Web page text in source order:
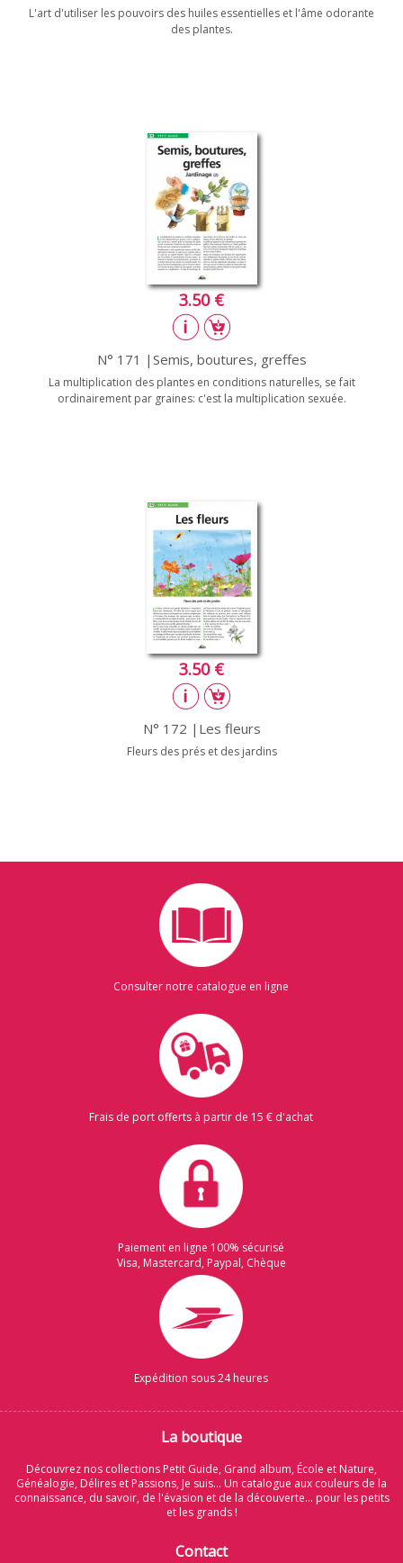
L'art d'utiliser les pouvoirs des huiles essentielles et l'âme odorante
des plantes.
3.50 €
N° 171 |Semis, boutures, greffes
La multiplication des plantes en conditions naturelles, se fait
ordinairement par graines: c'est la multiplication sexuée.
3.50 €
N° 172 |Les fleurs
Fleurs des prés et des jardins
Consulter notre catalogue en ligne
Frais de port offerts à partir de 15 € d'achat
Paiement en ligne 100% sécurisé
Visa, Mastercard, Paypal, Chèque
Expédition sous 24 heures
La boutique
Découvrez nos collections Petit Guide, Grand album, École et Nature,
Généalogie, Délires et Passions, Je suis... Un catalogue aux couleurs de la
connaissance, du savoir, de l'évasion et de la découverte... pour les petits
et les grands !
Contact